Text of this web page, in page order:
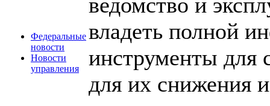
Федеральные
новости
Новости
управления
владеть полной
инструменты для
для их снижения